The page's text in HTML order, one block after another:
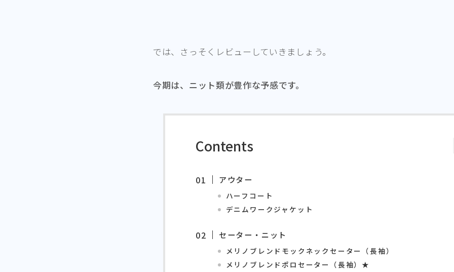
では、さっそくレビューしていきましょう。
今期は、ニット類が豊作な予感です。
Contents
アウター
ハーフコート
デニムワークジャケット
セーター・ニット
メリノブレンドモックネックセーター（長袖）
メリノブレンドポロセーター（長袖）★